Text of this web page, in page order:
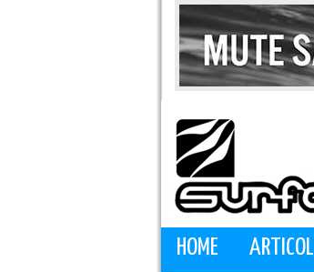
HOME ARTICOLI